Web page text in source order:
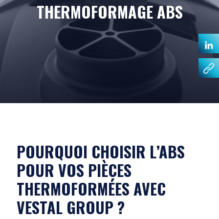
THERMOFORMAGE ABS
POURQUOI CHOISIR L’ABS
POUR VOS PIÈCES
THERMOFORMÉES AVEC
VESTAL GROUP ?